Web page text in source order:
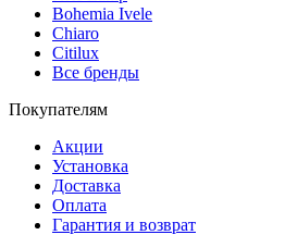
Bohemia Ivele
Chiaro
Citilux
Все бренды
Покупателям
Акции
Установка
Доставка
Оплата
Гарантия и возврат